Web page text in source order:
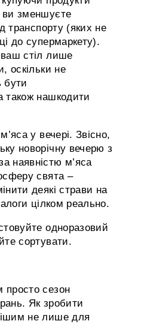
ви зменшуєте
транспорту (яких не
до супермаркету).
стіл лише
оскільки не
бути
також нашкодити
у вечері. Звісно,
новорічну вечерю з
наявністю м’яса
свята –
деякі страви на
цілком реально.
одноразовий
сортувати.
сезон
Як зробити
не лише для